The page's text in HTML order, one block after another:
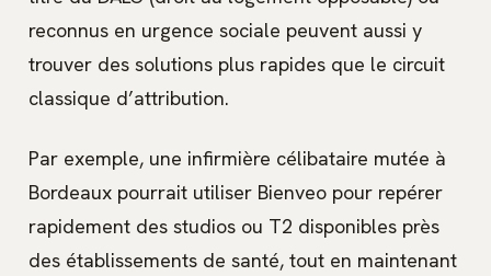
reconnus en urgence sociale peuvent aussi y
trouver des solutions plus rapides que le circuit
classique d’attribution.
Par exemple, une infirmière célibataire mutée à
Bordeaux pourrait utiliser Bienveo pour repérer
rapidement des studios ou T2 disponibles près
des établissements de santé, tout en maintenant